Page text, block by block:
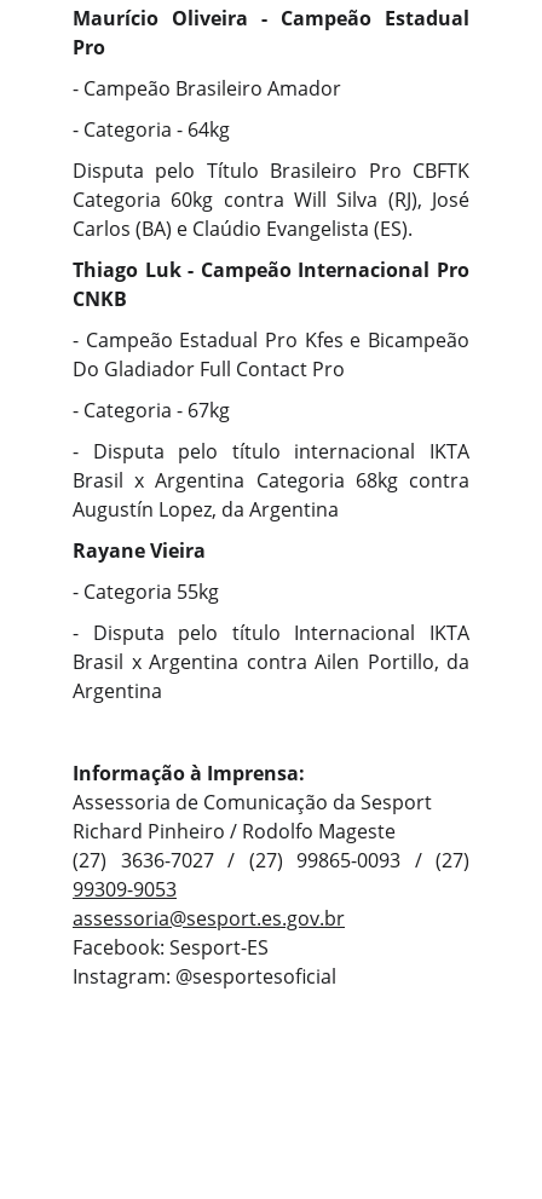
Maurício Oliveira - Campeão Estadual
Pro
- Campeão Brasileiro Amador
- Categoria - 64kg
Disputa pelo Título Brasileiro Pro CBFTK
Categoria 60kg contra Will Silva (RJ), José
Carlos (BA) e Claúdio Evangelista (ES).
Thiago Luk - Campeão Internacional Pro
CNKB
- Campeão Estadual Pro Kfes e Bicampeão
Do Gladiador Full Contact Pro
- Categoria - 67kg
- Disputa pelo título internacional IKTA
Brasil x Argentina Categoria 68kg contra
Augustín Lopez, da Argentina
Rayane Vieira
- Categoria 55kg
- Disputa pelo título Internacional IKTA
Brasil x Argentina contra Ailen Portillo, da
Argentina
Informação à Imprensa:
Assessoria de Comunicação da Sesport
Richard Pinheiro / Rodolfo Mageste
(27) 3636-7027 / (27) 99865-0093 / (27)
99309-9053
assessoria@sesport.es.gov.br
Facebook: Sesport-ES
Instagram: @sesportesoficial